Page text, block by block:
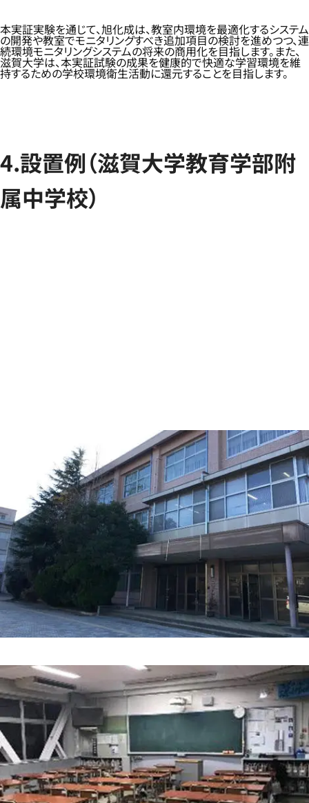
本実証実験を通じて、旭化成は、教室内環境を最適化するシステム
の開発や教室でモニタリングすべき追加項目の検討を進めつつ、連
続環境モニタリングシステムの将来の商用化を目指します。また、
滋賀大学は、本実証試験の成果を健康的で快適な学習環境を維
持するための学校環境衛生活動に還元することを目指します。
4.設置例（滋賀大学教育学部附
属中学校）